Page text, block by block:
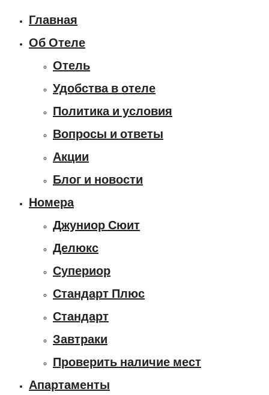
Главная
Об Отеле
Отель
Удобства в отеле
Политика и условия
Вопросы и ответы
Акции
Блог и новости
Номера
Джуниор Сюит
Делюкс
Супериор
Стандарт Плюс
Стандарт
Завтраки
Проверить наличие мест
Апартаменты